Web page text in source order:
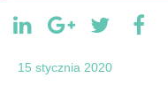
15 stycznia 2020